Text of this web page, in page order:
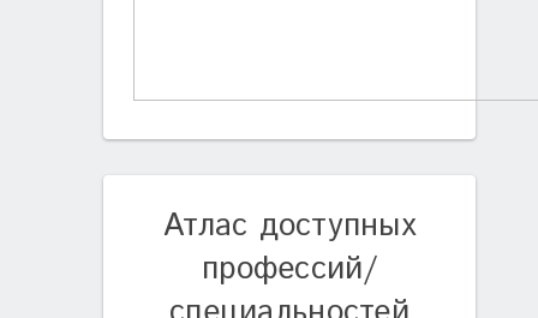
Атлас доступных
профессий/